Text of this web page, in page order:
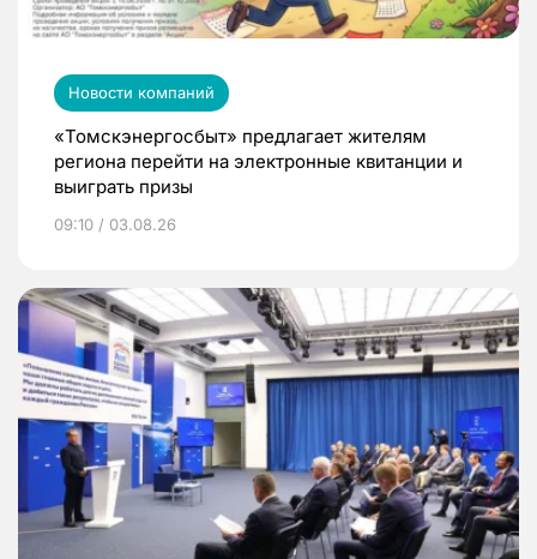
Новости компаний
«Томскэнергосбыт» предлагает жителям
региона перейти на электронные квитанции и
выиграть призы
09:10 / 03.08.26